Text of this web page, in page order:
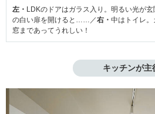
左・ LDKのドアはガラス入り。明るい光が
の白い扉を開けると……／右・ 中はトイレ。
窓まであってうれしい！
キッチンが主